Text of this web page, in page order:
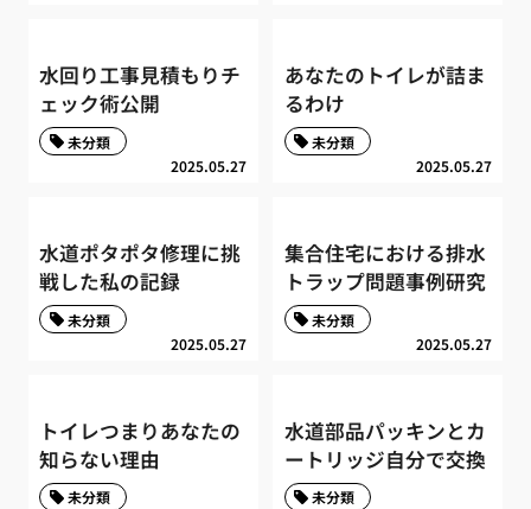
水回り工事見積もりチ
ェック術公開
2025.05.27
未分類
あなたのトイレが詰ま
るわけ
2025.05.27
未分類
水道ポタポタ修理に挑
戦した私の記録
2025.05.27
未分類
集合住宅における排水
トラップ問題事例研究
2025.05.27
未分類
トイレつまりあなたの
知らない理由
未分類
水道部品パッキンとカ
ートリッジ自分で交換
未分類